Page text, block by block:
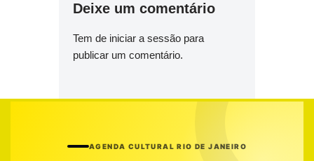
Deixe um comentário
Tem de iniciar a sessão para
publicar um comentário.
AGENDA CULTURAL RIO DE JANEIRO